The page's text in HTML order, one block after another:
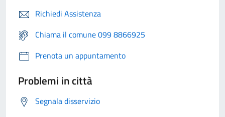
Richiedi Assistenza
Chiama il comune 099 8866925
Prenota un appuntamento
Problemi in città
Segnala disservizio